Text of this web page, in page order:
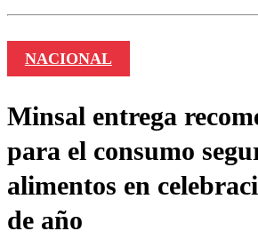
NACIONAL
Minsal entrega
para el consumo
alimentos en
de año